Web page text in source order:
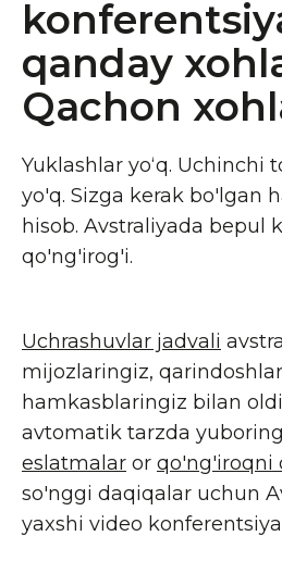
qanday
Qachon
Yuklashlar yoʻq. Uchinchi
yo'q. Sizga kerak bo'lgan
hisob. Avstraliyada bepul
qo'ng'irog'i.
Uchrashuvlar jadvali
mijozlaringiz,
hamkasblaringiz bilan
avtomatik tarzda yuboring
eslatmalar or qo'ng'iroqni
so'nggi daqiqalar uchun
yaxshi video